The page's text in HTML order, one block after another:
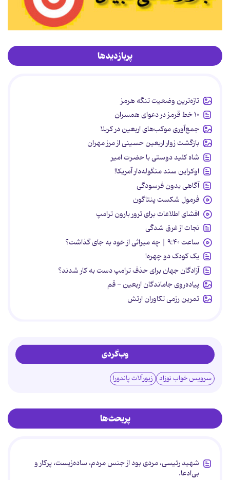
پربازدیدها
تازه‌ترین وضعیت تنگه هرمز
۱۰ خط قرمز در دعوای همسران
جمع‌آوری موکب‌های اربعین در کربلا
بازگشت زوار اربعین حسینی از مرز مهران
شاه کلید دوستی با حضرت امیر
اوکراین سند منگوله‌دار آمریکا!
آگاهی بدون فرسودگی
فرمول شکست پنتاگون
افشای اطلاعات برای ترور بارون ترامپ
نجات از غرق شدگی
ساعت ۹:۴۰ | چه میراثی از خود به جای گذاشت؟
یک کودک دو چهره!
آزادگان جهان برای حذف ترامپ دست به کار شدند؟
پیاده‌روی جاماندگان اربعین - قم
تمرین رزمی تکاوران ارتش
وب‌گردی
سرویس خواب نوزاد زیورآلات پاندورا
پربحث‌ها
شهید رئیسی، مردی بود از جنس مردم، ساده‌زیست، پرکار و
بی‌ادعا.